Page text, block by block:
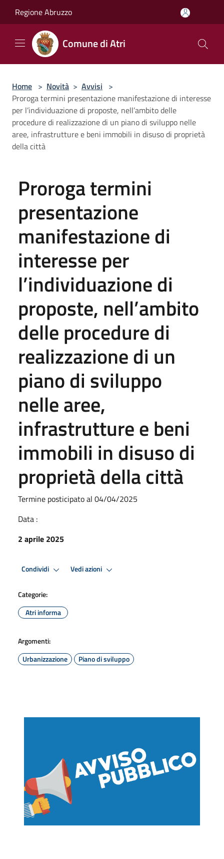
Regione Abruzzo
Comune di Atri
Home > Novità > Avvisi >
Proroga termini presentazione manifestazione di interesse
per l’individuazione di proposte, nell’ambito delle
procedure di realizzazione di un piano di sviluppo nelle
aree, infrastrutture e beni immobili in disuso di proprietà
della città
Proroga termini
presentazione
manifestazione di
interesse per
l’individuazione di
proposte, nell’ambito
delle procedure di
realizzazione di un
piano di sviluppo
nelle aree,
infrastrutture e beni
immobili in disuso di
proprietà della città
Termine posticipato al 04/04/2025
Data :
2 aprile 2025
Condividi Vedi azioni
Categorie:
Atri informa
Argomenti:
Urbanizzazione
Piano di sviluppo